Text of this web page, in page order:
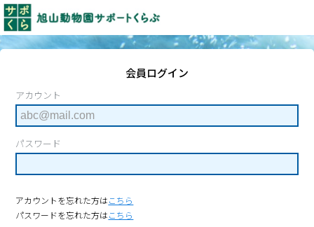
会員ログイン
アカウント
パスワード
アカウントを忘れた方はこちら
パスワードを忘れた方はこちら